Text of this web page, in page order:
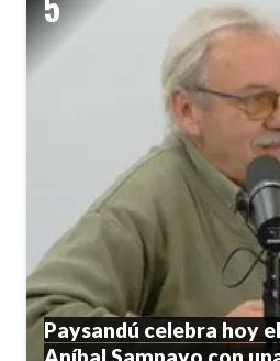
Paysandú celebra hoy
Aníbal Sampayo con